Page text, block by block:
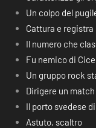
Un colpo del
Cattura e
Il numero che
Fu nemico di
Un gruppo rock
Dirigere un match
Il porto svedese
Astuto, scaltro